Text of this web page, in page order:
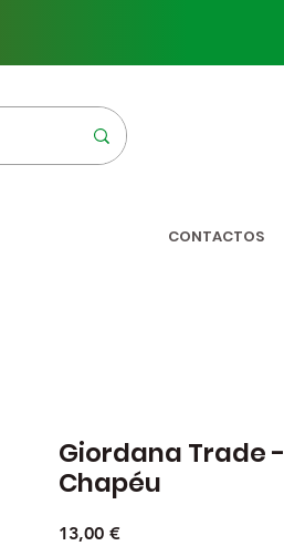
CONTACTOS
Giordana Trade -
Chapéu
13,00 €Precio